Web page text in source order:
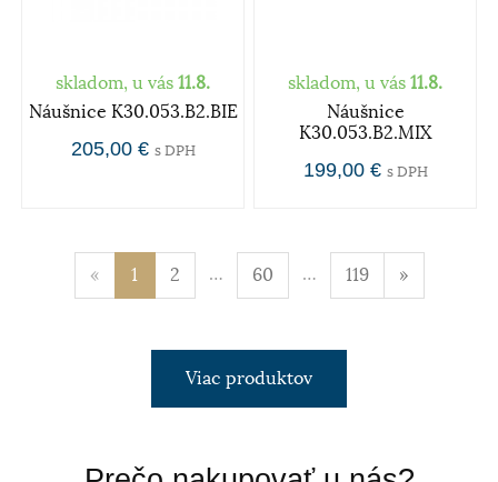
skladom, u vás 11.8.
Náušnice K30.053.B2.BIE
205,00 € s DPH
skladom, u vás 11.8.
Náušnice
K30.053.B2.MIX
199,00 € s DPH
« 1 2 … 60 … 119 »
Viac produktov